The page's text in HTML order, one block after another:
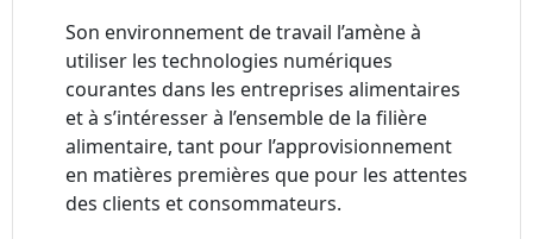
Son environnement de travail l’amène à
utiliser les technologies numériques
courantes dans les entreprises alimentaires
et à s’intéresser à l’ensemble de la filière
alimentaire, tant pour l’approvisionnement
en matières premières que pour les attentes
des clients et consommateurs.